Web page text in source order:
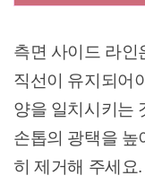
측면 사이드 라인
직선이 유지되어
양을 일치시키는
손톱의 광택을 높
히 제거해 주세요.